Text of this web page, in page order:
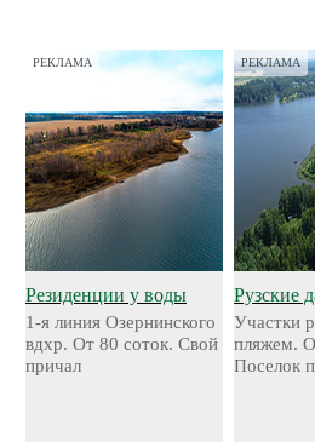
РЕКЛАМА
Резиденции у воды
1-я линия Озернинского
вдхр. От 80 соток. Свой
причал
РЕКЛАМА
Рузские
Участки
пляжем.
Поселок